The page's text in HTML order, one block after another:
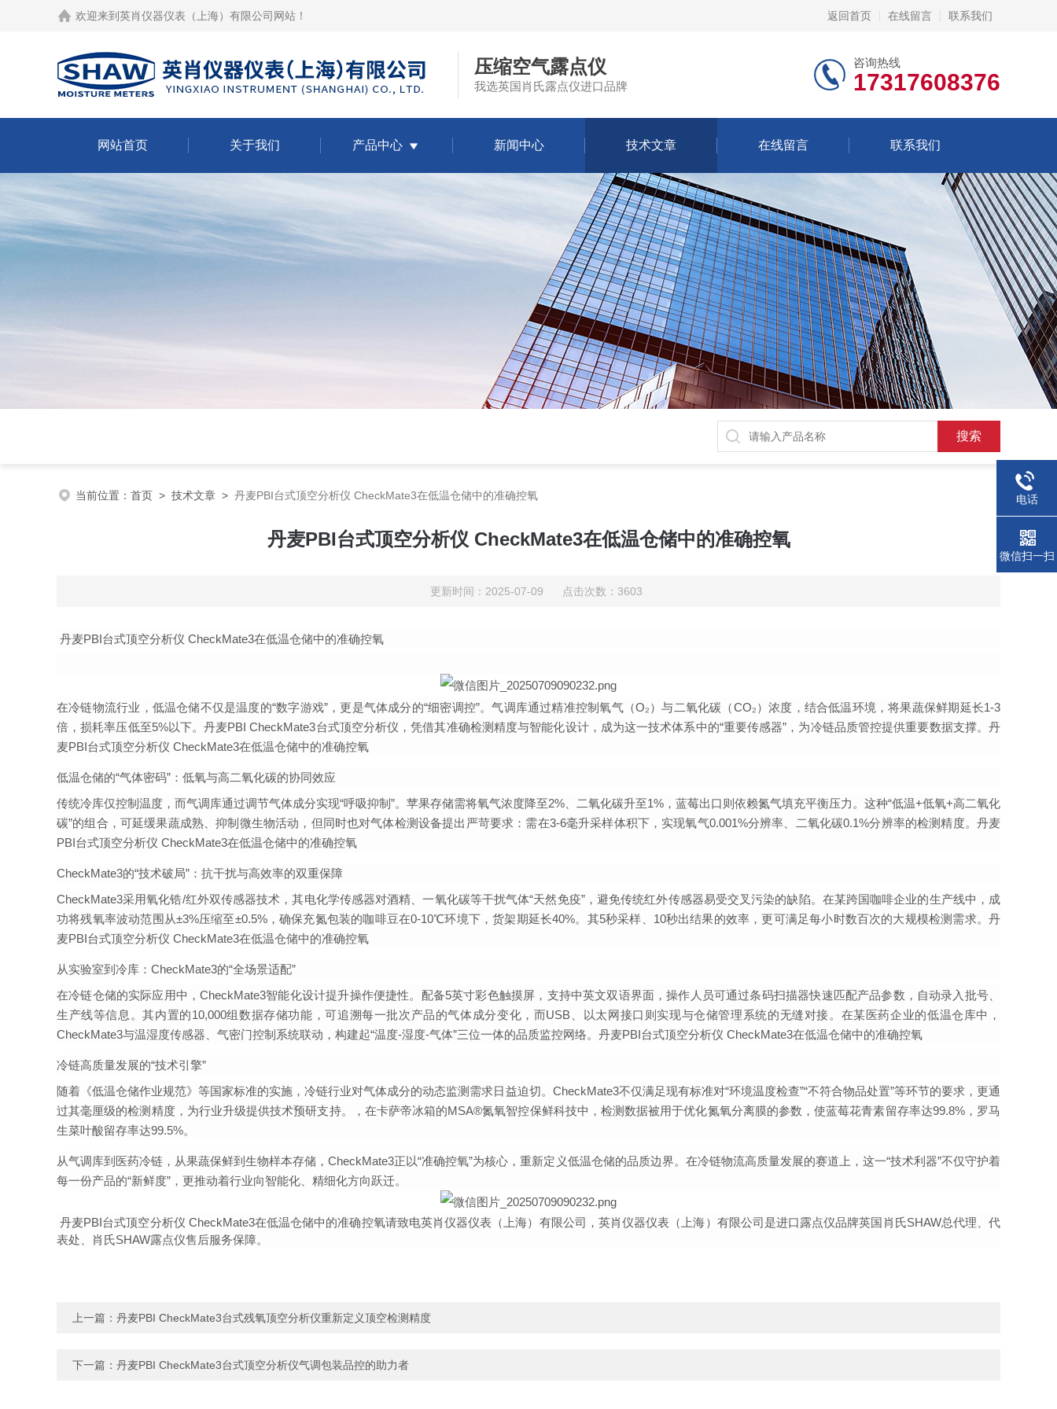
欢迎来到 英肖仪器仪表（上海）有限公司网站 ！ 返回首页 在线留言 联系我们
压缩空气露点仪
我选英国肖氏露点仪进口品牌
咨询热线
17317608376
网站首页 关于我们 产品中心 新闻中心 技术文章 在线留言 联系我们
当前位置： 首页 > 技术文章 > 丹麦PBI台式顶空分析仪 CheckMate3在低温仓储中的准确控氧
丹麦PBI台式顶空分析仪 CheckMate3在低温仓储中的准确控氧
更新时间：2025-07-09 点击次数：3603
丹麦PBI台式顶空分析仪 CheckMate3在低温仓储中的准确控氧
在冷链物流行业，低温仓储不仅是温度的“数字游戏”，更是气体成分的“细密调控”。气调库通过精准控制氧气（O₂）与二氧化碳（CO₂）浓度，结合低温环境，将果蔬保鲜期延长1-3
倍，损耗率压低至5%以下。丹麦PBI CheckMate3台式顶空分析仪，凭借其准确检测精度与智能化设计，成为这一技术体系中的“重要传感器”，为冷链品质管控提供重要数据支撑。 丹
麦PBI台式顶空分析仪 CheckMate3在低温仓储中的准确控氧
低温仓储的“气体密码”：低氧与高二氧化碳的协同效应
传统冷库仅控制温度，而气调库通过调节气体成分实现“呼吸抑制”。苹果存储需将氧气浓度降至2%、二氧化碳升至1%，蓝莓出口则依赖氮气填充平衡压力。这种“低温+低氧+高二氧化
碳”的组合，可延缓果蔬成熟、抑制微生物活动，但同时也对气体检测设备提出严苛要求：需在3-6毫升采样体积下，实现氧气0.001%分辨率、二氧化碳0.1%分辨率的检测精度。 丹麦
PBI台式顶空分析仪 CheckMate3在低温仓储中的准确控氧
CheckMate3的“技术破局”：抗干扰与高效率的双重保障
CheckMate3采用氧化锆/红外双传感器技术，其电化学传感器对酒精、一氧化碳等干扰气体“天然免疫”，避免传统红外传感器易受交叉污染的缺陷。在某跨国咖啡企业的生产线中，成
功将残氧率波动范围从±3%压缩至±0.5%，确保充氮包装的咖啡豆在0-10℃环境下，货架期延长40%。其5秒采样、10秒出结果的效率，更可满足每小时数百次的大规模检测需求。 丹
麦PBI台式顶空分析仪 CheckMate3在低温仓储中的准确控氧
从实验室到冷库：CheckMate3的“全场景适配”
在冷链仓储的实际应用中，CheckMate3智能化设计提升操作便捷性。配备5英寸彩色触摸屏，支持中英文双语界面，操作人员可通过条码扫描器快速匹配产品参数，自动录入批号、
生产线等信息。其内置的10,000组数据存储功能，可追溯每一批次产品的气体成分变化，而USB、以太网接口则实现与仓储管理系统的无缝对接。在某医药企业的低温仓库中，
CheckMate3与温湿度传感器、气密门控制系统联动，构建起“温度-湿度-气体”三位一体的品质监控网络。 丹麦PBI台式顶空分析仪 CheckMate3在低温仓储中的准确控氧
冷链高质量发展的“技术引擎”
随着《低温仓储作业规范》等国家标准的实施，冷链行业对气体成分的动态监测需求日益迫切。CheckMate3不仅满足现有标准对“环境温度检查”“不符合物品处置”等环节的要求，更通
过其毫厘级的检测精度，为行业升级提供技术预研支持。，在卡萨帝冰箱的MSA®氮氧智控保鲜科技中，检测数据被用于优化氮氧分离膜的参数，使蓝莓花青素留存率达99.8%，罗马
生菜叶酸留存率达99.5%。
从气调库到医药冷链，从果蔬保鲜到生物样本存储，CheckMate3正以“准确控氧”为核心，重新定义低温仓储的品质边界。在冷链物流高质量发展的赛道上，这一“技术利器”不仅守护着
每一份产品的“新鲜度”，更推动着行业向智能化、精细化方向跃迁。
丹麦PBI台式顶空分析仪 CheckMate3在低温仓储中的准确控氧请致电英肖仪器仪表（上海）有限公司，英肖仪器仪表（上海）有限公司是进口露点仪品牌英国肖氏SHAW总代理、代
表处、肖氏SHAW露点仪售后服务保障。
上一篇： 丹麦PBI CheckMate3台式残氧顶空分析仪重新定义顶空检测精度
下一篇： 丹麦PBI CheckMate3台式顶空分析仪气调包装品控的助力者
电话
微信扫一扫